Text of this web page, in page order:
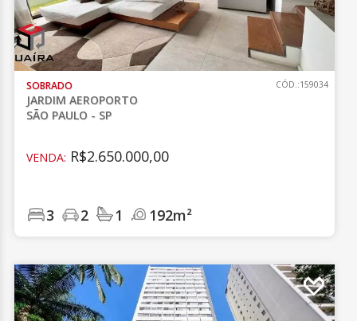
SOBRADO
JARDIM AEROPORTO
SÃO PAULO - SP
CÓD.:159034
VENDA: R$2.650.000,00
3 2 1 192m²